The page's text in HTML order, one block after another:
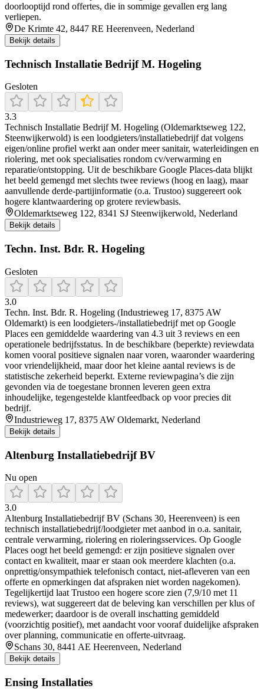
doorlooptijd rond offertes, die in sommige gevallen erg lang
verliepen.
De Krimte 42, 8447 RE Heerenveen, Nederland
Bekijk details
Technisch Installatie Bedrijf M. Hogeling
Gesloten
3.3
Technisch Installatie Bedrijf M. Hogeling (Oldemarktseweg 122,
Steenwijkerwold) is een loodgieters/installatiebedrijf dat volgens
eigen/online profiel werkt aan onder meer sanitair, waterleidingen en
riolering, met ook specialisaties rondom cv/verwarming en
reparatie/ontstopping. Uit de beschikbare Google Places-data blijkt
het beeld gemengd met slechts twee reviews (hoog en laag), maar
aanvullende derde-partijinformatie (o.a. Trustoo) suggereert ook
hogere klantwaardering op grotere reviewbasis.
Oldemarktseweg 122, 8341 SJ Steenwijkerwold, Nederland
Bekijk details
Techn. Inst. Bdr. R. Hogeling
Gesloten
3.0
Techn. Inst. Bdr. R. Hogeling (Industrieweg 17, 8375 AW
Oldemarkt) is een loodgieters-/installatiebedrijf met op Google
Places een gemiddelde waardering van 4.3 uit 3 reviews en een
operationele bedrijfsstatus. In de beschikbare (beperkte) reviewdata
komen vooral positieve signalen naar voren, waaronder waardering
voor vriendelijkheid, maar door het kleine aantal reviews is de
statistische zekerheid beperkt. Externe reviewpagina’s die zijn
gevonden via de toegestane bronnen leveren geen extra
inhoudelijke, tegengestelde klantfeedback op voor precies dit
bedrijf.
Industrieweg 17, 8375 AW Oldemarkt, Nederland
Bekijk details
Altenburg Installatiebedrijf BV
Nu open
3.0
Altenburg Installatiebedrijf BV (Schans 30, Heerenveen) is een
technisch installatiebedrijf/loodgieter met aanbod in o.a. sanitair,
centrale verwarming, riolering en rioleringsservices. Op Google
Places oogt het beeld gemengd: er zijn positieve signalen over
contact en kwaliteit, maar er staan ook meerdere klachten (o.a.
onprettig/onsympathiek telefonisch contact, niet-afleveren van een
offerte en opmerkingen dat afspraken niet worden nagekomen).
Tegelijkertijd laat Trustoo een hogere score zien (7,9/10 met 11
reviews), wat suggereert dat de beleving kan verschillen per klus of
medewerker; daardoor is de overall inschatting gemiddeld
(voorzichtig positief), met aandacht voor vooraf duidelijke afspraken
over planning, communicatie en offerte-uitvraag.
Schans 30, 8441 AE Heerenveen, Nederland
Bekijk details
Ensing Installaties